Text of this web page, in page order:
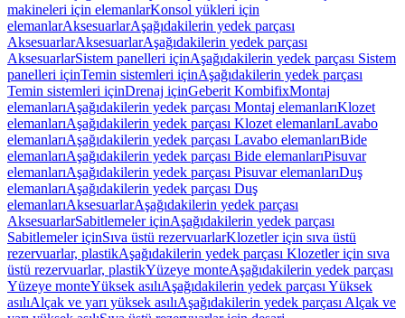
makineleri için elemanlarKonsol yükleri için
elemanlarAksesuarlarAşağıdakilerin yedek parçası
AksesuarlarAksesuarlarAşağıdakilerin yedek parçası
AksesuarlarSistem panelleri içinAşağıdakilerin yedek parçası Sistem
panelleri içinTemin sistemleri içinAşağıdakilerin yedek parçası
Temin sistemleri içinDrenaj içinGeberit KombifixMontaj
elemanlarıAşağıdakilerin yedek parçası Montaj elemanlarıKlozet
elemanlarıAşağıdakilerin yedek parçası Klozet elemanlarıLavabo
elemanlarıAşağıdakilerin yedek parçası Lavabo elemanlarıBide
elemanlarıAşağıdakilerin yedek parçası Bide elemanlarıPisuvar
elemanlarıAşağıdakilerin yedek parçası Pisuvar elemanlarıDuş
elemanlarıAşağıdakilerin yedek parçası Duş
elemanlarıAksesuarlarAşağıdakilerin yedek parçası
AksesuarlarSabitlemeler içinAşağıdakilerin yedek parçası
Sabitlemeler içinSıva üstü rezervuarlarKlozetler için sıva üstü
rezervuarlar, plastikAşağıdakilerin yedek parçası Klozetler için sıva
üstü rezervuarlar, plastikYüzeye monteAşağıdakilerin yedek parçası
Yüzeye monteYüksek asılıAşağıdakilerin yedek parçası Yüksek
asılıAlçak ve yarı yüksek asılıAşağıdakilerin yedek parçası Alçak ve